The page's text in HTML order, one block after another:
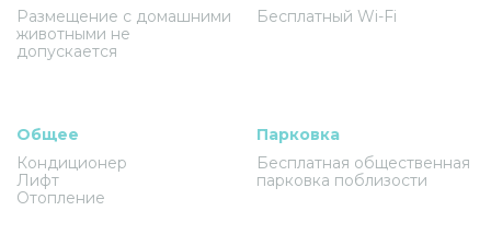
Размещение с домашними
животными не
допускается
Бесплатный Wi-Fi
Общее
Кондиционер
Лифт
Отопление
Парковка
Бесплатная общественная
парковка поблизости